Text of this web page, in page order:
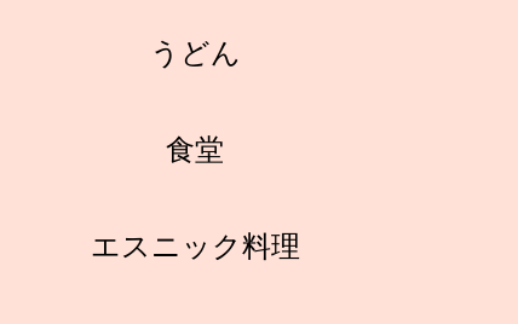
うどん
食堂
エスニック料理